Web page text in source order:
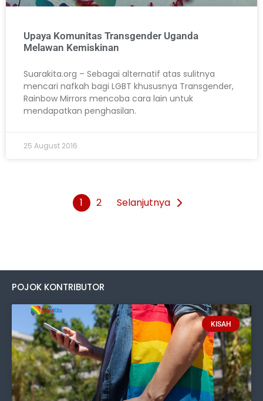
Upaya Komunitas Transgender Uganda
Melawan Kemiskinan
Suarakita.org – Sebagai alternatif atas sulitnya
mencari nafkah bagi LGBT khususnya Transgender,
Rainbow Mirrors mencoba cara lain untuk
mendapatkan penghasilan.
25 August 2016
1 2 Selanjutnya
POJOK KONTRIBUTOR
KISAH